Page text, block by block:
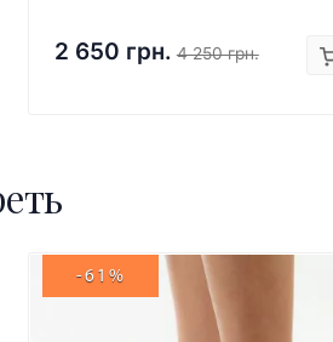
2 650 грн. 4 250 грн.
-61%